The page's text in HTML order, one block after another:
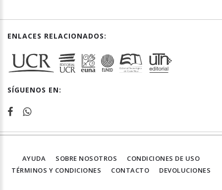
ENLACES RELACIONADOS:
SÍGUENOS EN:
AYUDA SOBRE NOSOTROS
CONDICIONES DE USO
TÉRMINOS Y CONDICIONES
CONTACTO DEVOLUCIONES